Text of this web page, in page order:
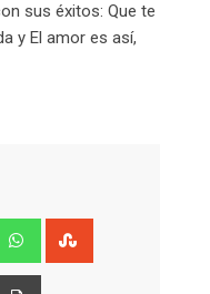
sus éxitos: Que te
y El amor es así,
Whatsapp